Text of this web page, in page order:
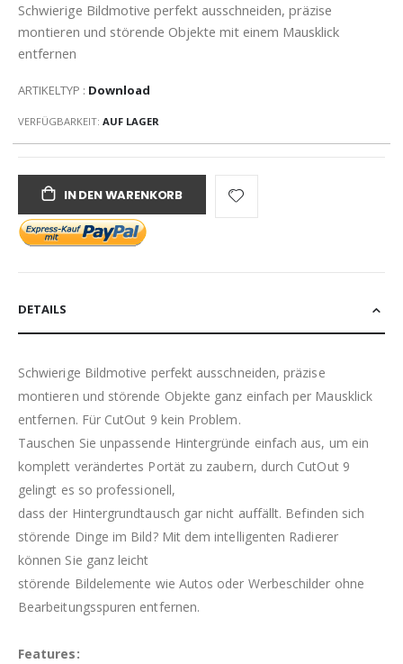
Schwierige Bildmotive perfekt ausschneiden, präzise
montieren und störende Objekte mit einem Mausklick
entfernen
ARTIKELTYP : Download
VERFÜGBARKEIT: AUF LAGER
IN DEN WARENKORB
DETAILS
Schwierige Bildmotive perfekt ausschneiden, präzise
montieren und störende Objekte ganz einfach per Mausklick
entfernen. Für CutOut 9 kein Problem.
Tauschen Sie unpassende Hintergründe einfach aus, um ein
komplett verändertes Portät zu zaubern, durch CutOut 9
gelingt es so professionell,
dass der Hintergrundtausch gar nicht auffällt. Befinden sich
störende Dinge im Bild? Mit dem intelligenten Radierer
können Sie ganz leicht
störende Bildelemente wie Autos oder Werbeschilder ohne
Bearbeitungsspuren entfernen.
Features: